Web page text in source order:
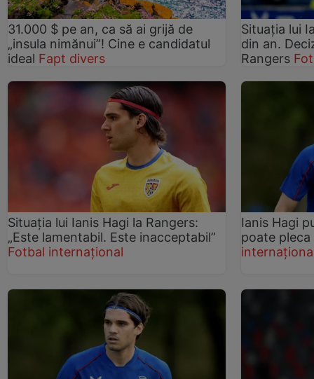
31.000 $ pe an, ca să ai grijă de
„insula nimănui”! Cine e candidatul
ideal Fapt divers
Situația lui
din an.
Rangers
Situația lui Ianis Hagi la Rangers:
„Este lamentabil. Este inacceptabil”
Fotbal internațional
Ianis Hagi
poate pleca